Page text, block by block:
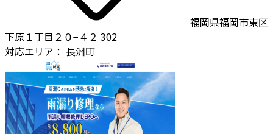
福岡県福岡市東区
下原１丁目２０−４２ 302
対応エリア： 長洲町